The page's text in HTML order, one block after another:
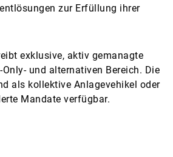
zur Erfüllung ihrer
exklusive, aktiv gemanagte
und alternativen Bereich. Die
als kollektive Anlagevehikel oder
Mandate verfügbar.